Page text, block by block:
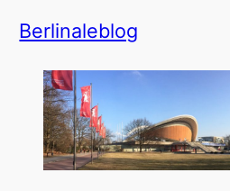
Inhalt
Berlinaleblog